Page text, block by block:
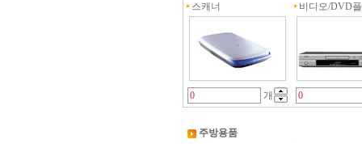
스캐너 비디오/DVD
개
주방용품